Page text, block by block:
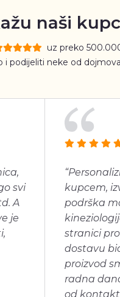
naši
uz preko
i podijeliti neke od
svi
A
je
kupcem,
podrška
stranici
dostavu
proizvod
radna
od